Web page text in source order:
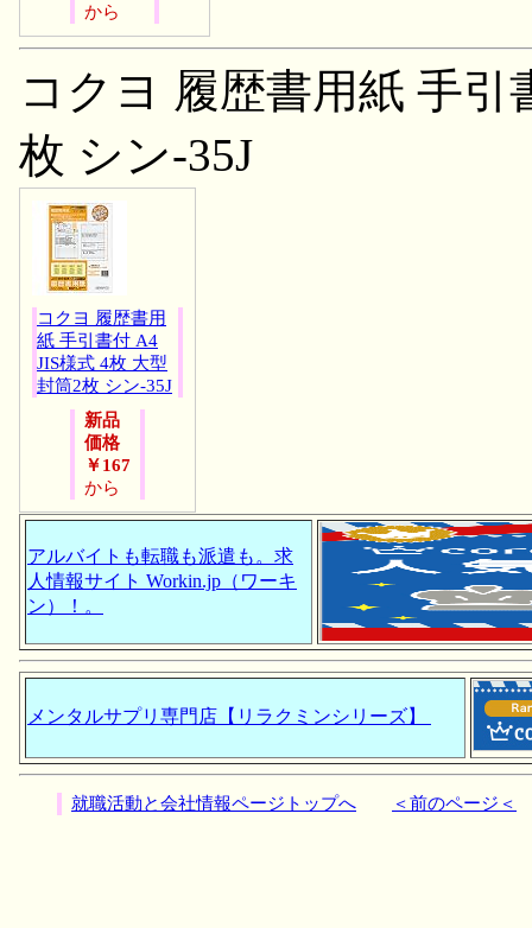
から
コクヨ 履歴書用紙 手引
枚 シン-35J
コクヨ 履歴書用
紙 手引書付 A4
JIS様式 4枚 大型
封筒2枚 シン-35J
新品
価格
￥167
から
アルバイトも転職も派遣も。求
人情報サイト Workin.jp（ワーキ
ン）！。
メンタルサプリ専門店【リラクミンシリーズ】
就職活動と会社情報ページトップへ ＜前のページ＜